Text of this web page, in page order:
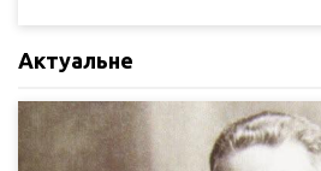
Актуальне